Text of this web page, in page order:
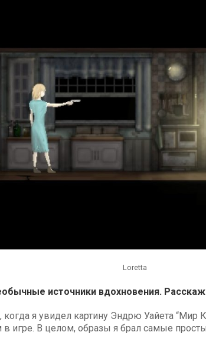
Loretta
источники вдохновения.
я увидел картину Эндрю Уайета “Мир
в игре. В целом, образы я брал самые